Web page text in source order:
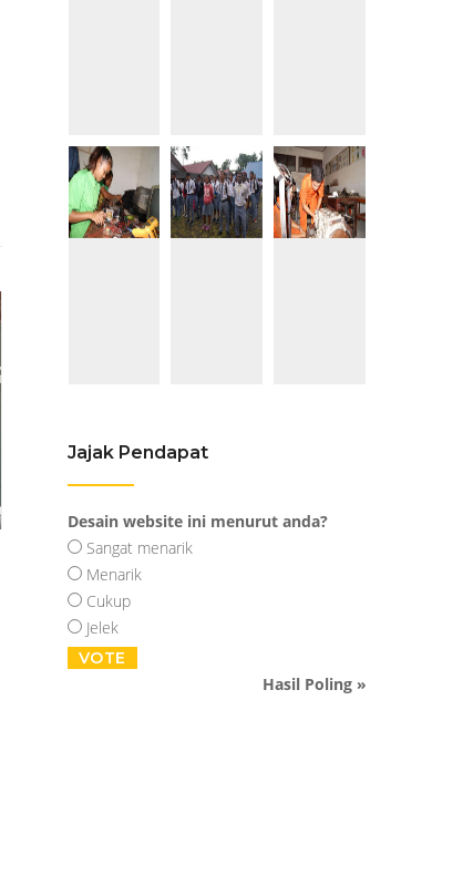
Jajak Pendapat
Desain website ini menurut anda?
Sangat menarik
Menarik
Cukup
Jelek
Hasil Poling »